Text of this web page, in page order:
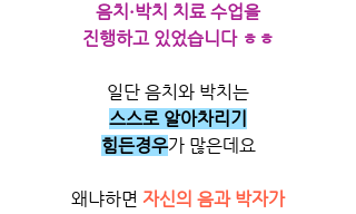
음치·박치 치료 수업을
진행하고 있었습니다 ㅎㅎ
일단 음치와 박치는
스스로 알아차리기
힘든경우가 많은데요
왜냐하면 자신의 음과 박자가